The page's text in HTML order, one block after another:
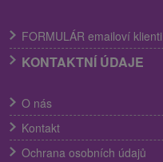
FORMULÁR emailoví klienti
KONTAKTNÍ ÚDAJE
O nás
Kontakt
Ochrana osobních údajů